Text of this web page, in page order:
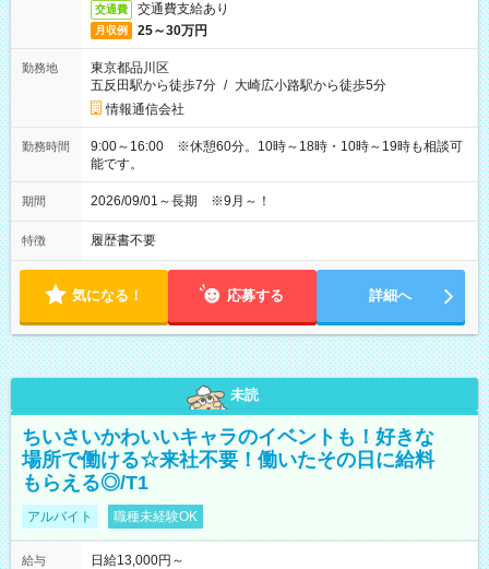
交通費 交通費支給あり
月収例 25～30万円
勤務地
東京都品川区
五反田駅から徒歩7分 / 大崎広小路駅から徒歩5分
情報通信会社
勤務時間
9:00～16:00 ※休憩60分。10時～18時・10時～19時も相談可
能です。
期間 2026/09/01～長期 ※9月～！
特徴 履歴書不要
気になる！ 応募する 詳細へ
未読
ちいさいかわいいキャラのイベントも！好きな
場所で働ける☆来社不要！働いたその日に給料
もらえる◎/T1
アルバイト 職種未経験OK
給与
日給13,000円～